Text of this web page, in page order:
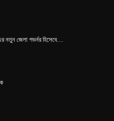
নতুন জেলা গভর্নর হিসেবে…